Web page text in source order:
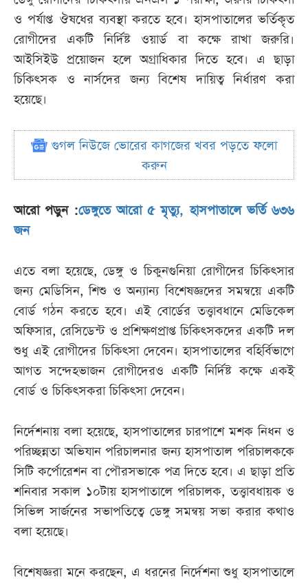
ও পর্যাপ্ত ঔষধের ব্যবস্থা করতে হবে। হাসপাতালের ভর্তিকৃত
রোগীদের একটি নির্দিষ্ট ওয়ার্ড বা কক্ষে রাখা জরুরি।
আইসিইউ প্রয়োজন হলে অগ্রাধিকার দিতে হবে। এ ছাড়া
চিকিৎসক ও নার্সদের জন্য বিশেষ দায়িত্ব নির্ধারণ করা
হয়েছে।
গুগল নিউজে ভোরের কাগজের খবর পড়তে ফলো
করুন
আরো পড়ুন :ডেঙ্গুতে আরো ৫ মৃত্যু, হাসপাতালে ভর্তি ৬৩৬
জন
এতে বলা হয়েছে, ডেঙ্গু ও চিকুনগুনিয়া রোগীদের চিকিৎসার
জন্য মেডিসিন, শিশু ও অন্যান্য বিশেষজ্ঞদের সমন্বয়ে একটি
বোর্ড গঠন করতে হবে। এই বোর্ডের তত্ত্বাবধানে মেডিকেল
অফিসার, রেসিডেন্ট ও প্রশিক্ষণপ্রাপ্ত চিকিৎসকদের একটি দল
শুধু এই রোগীদের চিকিৎসা দেবেন। হাসপাতালের বহির্বিভাগে
আগত সন্দেহভাজন রোগীদেরও একটি নির্দিষ্ট কক্ষে একই
বোর্ড ও চিকিৎসকরা চিকিৎসা দেবেন।
নির্দেশনায় বলা হয়েছে, হাসপাতালের চারপাশে মশক নিধন ও
পরিচ্ছন্নতা অভিযান পরিচালনার জন্য হাসপাতাল পরিচালককে
সিটি কর্পোরেশন বা পৌরসভাকে পত্র দিতে হবে। এ ছাড়া প্রতি
শনিবার সকাল ১০টায় হাসপাতালে পরিচালক, তত্ত্বাবধায়ক ও
সিভিল সার্জনের সভাপতিত্বে ডেঙ্গু সমন্বয় সভা করার কথাও
বলা হয়েছে।
বিশেষজ্ঞরা মনে করছেন, এ ধরনের নির্দেশনা শুধু হাসপাতালে